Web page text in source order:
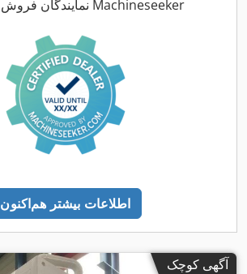
نمایندگان فروش مورد تأیید Machineseeker
اطلاعات بیشتر هم‌اکنون
آگهی کوچک